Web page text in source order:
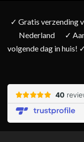
✓ Gratis verzending
Nederland
✓
volgende dag in huis!